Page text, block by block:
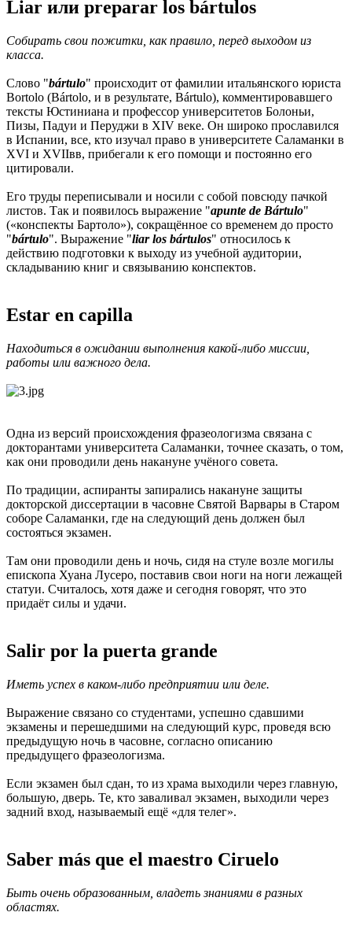
Liar или preparar los bártulos
Собирать свои пожитки, как правило, перед выходом из
класса.
Слово "bártulo" происходит от фамилии итальянского юриста
Bortolo (Bártolo, и в результате, Bártulo), комментировавшего
тексты Юстиниана и профессор университетов Болоньи,
Пизы, Падуи и Перуджи в XIV веке. Он широко прославился
в Испании, все, кто изучал право в университете Саламанки в
XVI и XVIIвв, прибегали к его помощи и постоянно его
цитировали.
Его труды переписывали и носили с собой повсюду пачкой
листов. Так и появилось выражение "apunte de Bártulo"
(«конспекты Бартоло»), сокращённое со временем до просто
"bártulo". Выражение "liar los bártulos" относилось к
действию подготовки к выходу из учебной аудитории,
складыванию книг и связыванию конспектов.
Estar en capilla
Находиться в ожидании выполнения какой-либо миссии,
работы или важного дела.
Одна из версий происхождения фразеологизма связана с
докторантами университета Саламанки, точнее сказать, о том,
как они проводили день накануне учёного совета.
По традиции, аспиранты запирались накануне защиты
докторской диссертации в часовне Святой Варвары в Старом
соборе Саламанки, где на следующий день должен был
состояться экзамен.
Там они проводили день и ночь, сидя на стуле возле могилы
епископа Хуана Лусеро, поставив свои ноги на ноги лежащей
статуи. Считалось, хотя даже и сегодня говорят, что это
придаёт силы и удачи.
Salir por la puerta grande
Иметь успех в каком-либо предприятии или деле.
Выражение связано со студентами, успешно сдавшими
экзамены и перешедшими на следующий курс, проведя всю
предыдущую ночь в часовне, согласно описанию
предыдущего фразеологизма.
Если экзамен был сдан, то из храма выходили через главную,
большую, дверь. Те, кто заваливал экзамен, выходили через
задний вход, называемый ещё «для телег».
Saber más que el maestro Ciruelo
Быть очень образованным, владеть знаниями в разных
областях.